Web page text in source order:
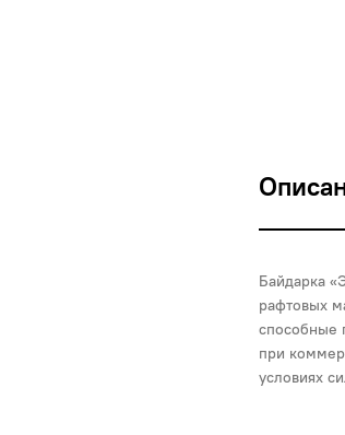
Байдарка
рафтовых
способные
при
условиях